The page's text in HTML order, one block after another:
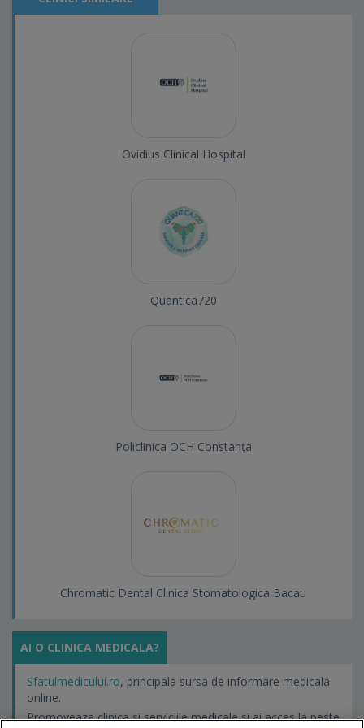
Ovidius Clinical Hospital
Quantica720
Policlinica OCH Constanța
Chromatic Dental Clinica Stomatologica Bacau
AI O CLINICA MEDICALA?
Sfatulmedicului.ro, principala sursa de informare medicala
online.
Promoveaza clinica si serviciile medicale si ai acces la peste